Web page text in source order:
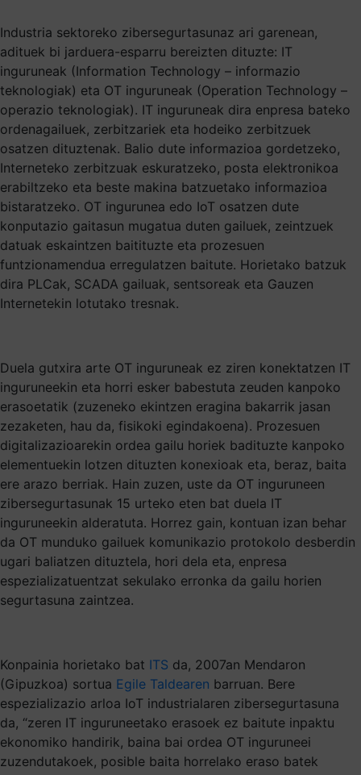
Industria sektoreko zibersegurtasunaz ari garenean,
adituek bi jarduera-esparru bereizten dituzte: IT
inguruneak (Information Technology – informazio
teknologiak) eta OT inguruneak (Operation Technology –
operazio teknologiak). IT inguruneak dira enpresa bateko
ordenagailuek, zerbitzariek eta hodeiko zerbitzuek
osatzen dituztenak. Balio dute informazioa gordetzeko,
Interneteko zerbitzuak eskuratzeko, posta elektronikoa
erabiltzeko eta beste makina batzuetako informazioa
bistaratzeko. OT ingurunea edo IoT osatzen dute
konputazio gaitasun mugatua duten gailuek, zeintzuek
datuak eskaintzen baitituzte eta prozesuen
funtzionamendua erregulatzen baitute. Horietako batzuk
dira PLCak, SCADA gailuak, sentsoreak eta Gauzen
Internetekin lotutako tresnak.
Duela gutxira arte OT inguruneak ez ziren konektatzen IT
inguruneekin eta horri esker babestuta zeuden kanpoko
erasoetatik (zuzeneko ekintzen eragina bakarrik jasan
zezaketen, hau da, fisikoki egindakoena). Prozesuen
digitalizazioarekin ordea gailu horiek badituzte kanpoko
elementuekin lotzen dituzten konexioak eta, beraz, baita
ere arazo berriak. Hain zuzen, uste da OT inguruneen
zibersegurtasunak 15 urteko eten bat duela IT
inguruneekin alderatuta. Horrez gain, kontuan izan behar
da OT munduko gailuek komunikazio protokolo desberdin
ugari baliatzen dituztela, hori dela eta, enpresa
espezializatuentzat sekulako erronka da gailu horien
segurtasuna zaintzea.
Konpainia horietako bat ITS da, 2007an Mendaron
(Gipuzkoa) sortua Egile Taldearen barruan. Bere
espezializazio arloa IoT industrialaren zibersegurtasuna
da, “zeren IT inguruneetako erasoek ez baitute inpaktu
ekonomiko handirik, baina bai ordea OT inguruneei
zuzendutakoek, posible baita horrelako eraso batek